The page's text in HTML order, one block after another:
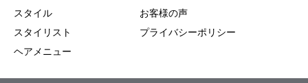
スタイル
スタイリスト
ヘアメニュー
お客様の声
プライバシーポリシー